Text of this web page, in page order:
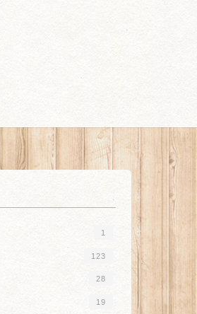
1
123
28
19